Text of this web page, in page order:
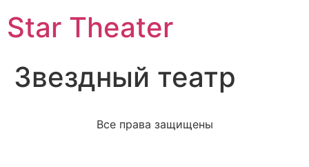
Star Theater
Звездный театр
Все права защищены